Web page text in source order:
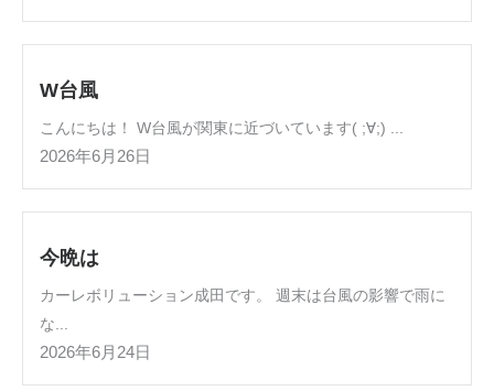
W台風
こんにちは！ W台風が関東に近づいています( ;∀;) ...
2026年6月26日
今晩は
カーレボリューション成田です。 週末は台風の影響で雨に
な...
2026年6月24日